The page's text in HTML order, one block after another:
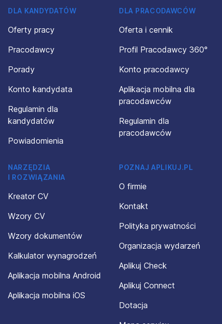
DLA KANDYDATÓW
Oferty pracy
Pracodawcy
Porady
Konto kandydata
Regulamin dla
kandydatów
Powiadomienia
DLA PRACODAWCÓW
Oferta i cennik
Profil Pracodawcy 360°
Konto pracodawcy
Aplikacja mobilna dla
pracodawców
Regulamin dla
pracodawców
NARZĘDZIA
I ROZWIĄZANIA
Kreator CV
Wzory CV
Wzory dokumentów
Kalkulator wynagrodzeń
Aplikacja mobilna Android
Aplikacja mobilna iOS
POZNAJ APLIKUJ.PL
O firmie
Kontakt
Polityka prywatności
Organizacja wydarzeń
Aplikuj Check
Aplikuj Connect
Dotacja